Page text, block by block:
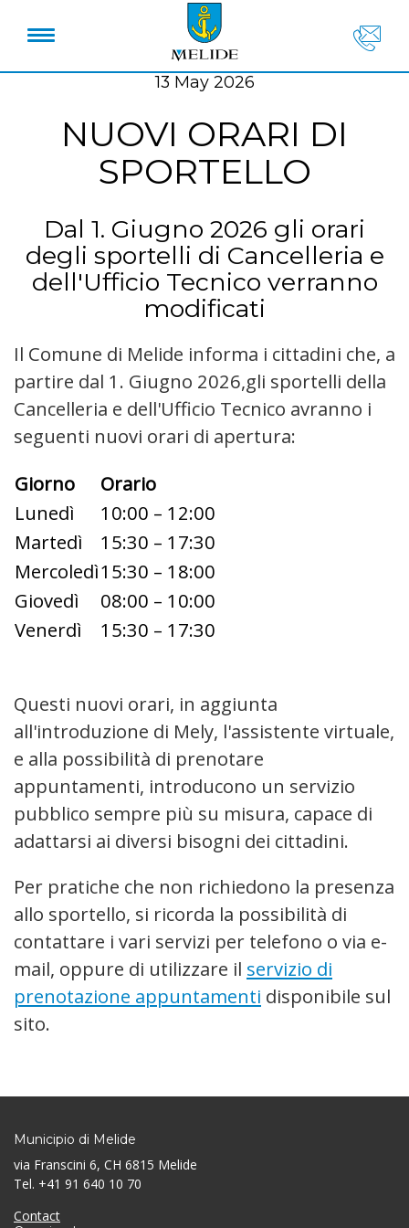
13 May 2026
NUOVI ORARI DI
SPORTELLO
Dal 1. Giugno 2026 gli orari
degli sportelli di Cancelleria e
dell'Ufficio Tecnico verranno
modificati
Il Comune di Melide informa i cittadini che, a
partire dal 1. Giugno 2026,gli sportelli della
Cancelleria e dell'Ufficio Tecnico avranno i
seguenti nuovi orari di apertura:
Giorno
Orario
Lunedì
10:00 – 12:00
Martedì
15:30 – 17:30
Mercoledì15:30 – 18:00
Giovedì
08:00 – 10:00
Venerdì
15:30 – 17:30
Questi nuovi orari, in aggiunta
all'introduzione di Mely, l'assistente virtuale,
e alla possibilità di prenotare
appuntamenti, introducono un servizio
pubblico sempre più su misura, capace di
adattarsi ai diversi bisogni dei cittadini.
Per pratiche che non richiedono la presenza
allo sportello, si ricorda la possibilità di
contattare i vari servizi per telefono o via e-
mail, oppure di utilizzare il servizio di
prenotazione appuntamenti disponibile sul
sito.
Municipio di Melide
via Franscini 6, CH 6815 Melide
Tel. +41 91 640 10 70
Contact